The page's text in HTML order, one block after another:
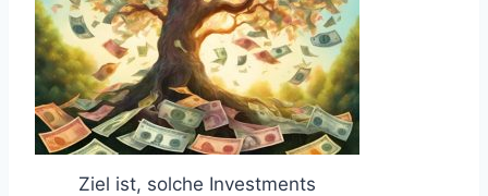
Ziel ist, solche Investments